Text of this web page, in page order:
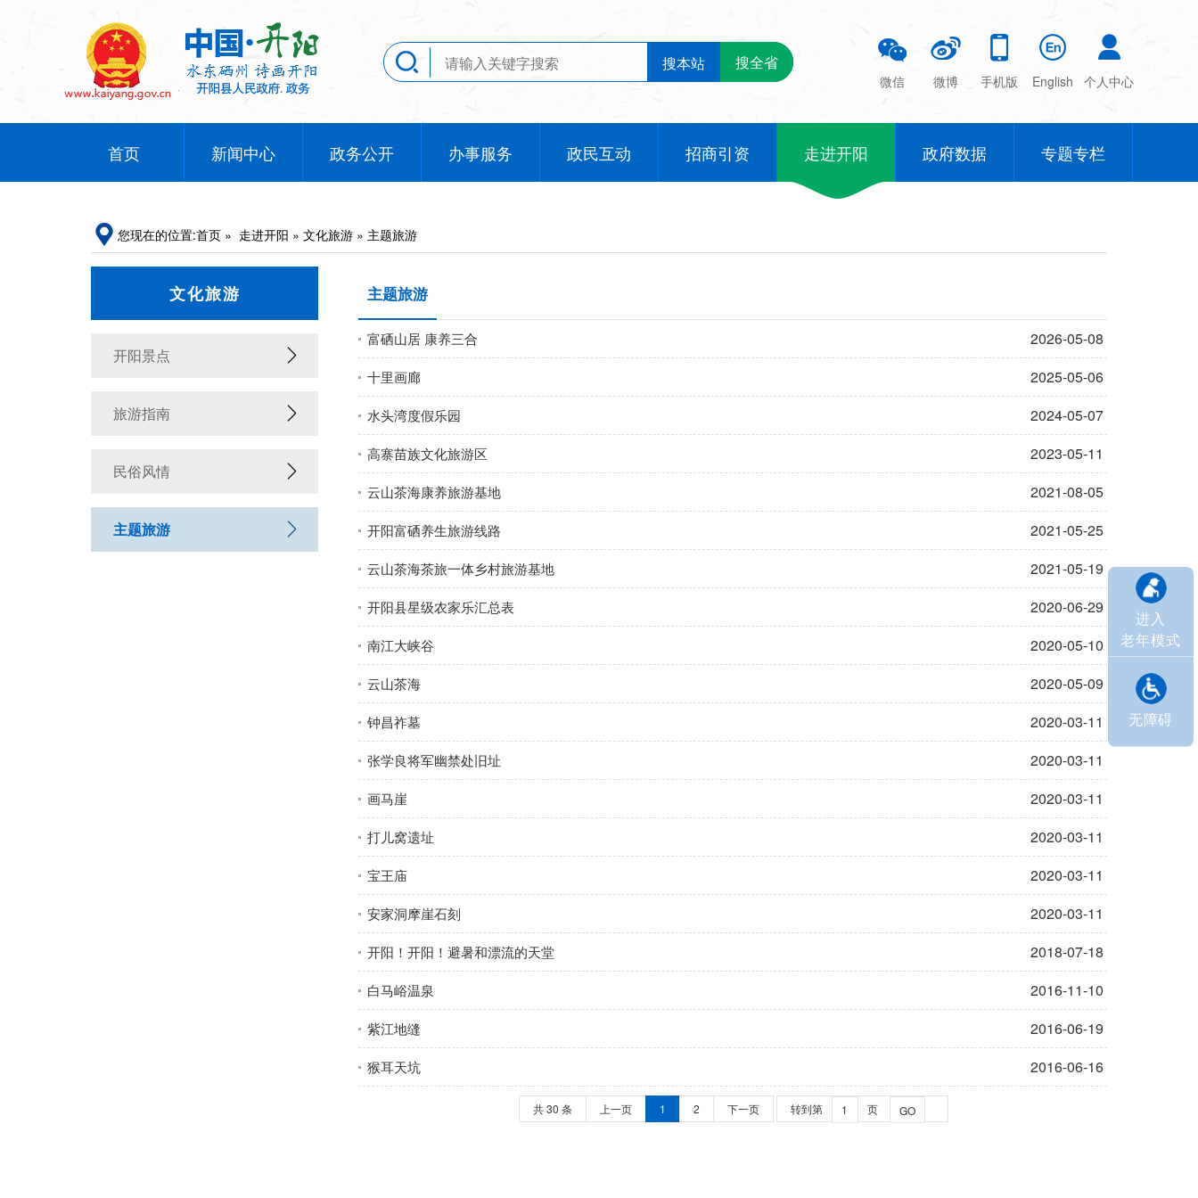
搜本站 搜全省
微信 微博 手机版 English 个人中心
首页 新闻中心 政务公开 办事服务 政民互动 招商引资 走进开阳 政府数据 专题专栏
进入
老年模式
无障碍
您现在的位置:首页 » 走进开阳 » 文化旅游 » 主题旅游
文化旅游
开阳景点
旅游指南
民俗风情
主题旅游
主题旅游
富硒山居 康养三合 2026-05-08
十里画廊 2025-05-06
水头湾度假乐园 2024-05-07
高寨苗族文化旅游区 2023-05-11
云山茶海康养旅游基地 2021-08-05
开阳富硒养生旅游线路 2021-05-25
云山茶海茶旅一体乡村旅游基地 2021-05-19
开阳县星级农家乐汇总表 2020-06-29
南江大峡谷 2020-05-10
云山茶海 2020-05-09
钟昌祚墓 2020-03-11
张学良将军幽禁处旧址 2020-03-11
画马崖 2020-03-11
打儿窝遗址 2020-03-11
宝王庙 2020-03-11
安家洞摩崖石刻 2020-03-11
开阳！开阳！避暑和漂流的天堂 2018-07-18
白马峪温泉 2016-11-10
紫江地缝 2016-06-19
猴耳天坑 2016-06-16
共 30 条 上一页 1 2 下一页 转到第 页